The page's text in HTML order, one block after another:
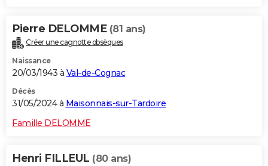
Pierre DELOMME (81 ans)
Créer une cagnotte obsèques
Naissance
20/03/1943 à Val-de-Cognac
Décès
31/05/2024 à Maisonnais-sur-Tardoire
Famille DELOMME
Henri FILLEUL (80 ans)